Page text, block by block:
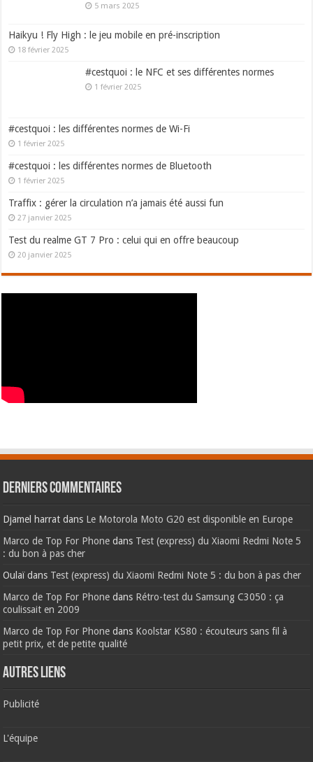
5 mars 2025
Haikyu ! Fly High : le jeu mobile en pré-inscription
18 février 2025
#cestquoi : le NFC et ses différentes normes
1 février 2025
#cestquoi : les différentes normes de Wi-Fi
1 février 2025
#cestquoi : les différentes normes de Bluetooth
1 février 2025
Traffix : gérer la circulation n’a jamais été aussi fun
27 janvier 2025
Test du realme GT 7 Pro : celui qui en offre beaucoup
20 janvier 2025
Derniers commentaires
Djamel harrat dans Le Motorola Moto G20 est disponible en Europe
Marco de Top For Phone dans Test (express) du Xiaomi Redmi Note 5
: du bon à pas cher
Oulaïdans Test (express) du Xiaomi Redmi Note 5 : du bon à pas cher
Marco de Top For Phone dans Rétro-test du Samsung C3050 : ça
coulissait en 2009
Marco de Top For Phone dans Koolstar KS80 : écouteurs sans fil à
petit prix, et de petite qualité
AUTRES LIENS
Publicité
L'équipe